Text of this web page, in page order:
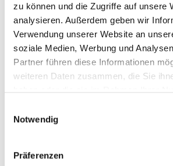
zu können und die Zugriffe auf unsere
analysieren. Außerdem geben wir
Verwendung unserer Website an
soziale Medien, Werbung und
Partner führen diese Informationen
weiteren Daten zusammen, die Sie
haben oder die sie im Rahmen Ihrer
Notwendig
Präferenzen
IN DEN WARENKORB
Produktdetails